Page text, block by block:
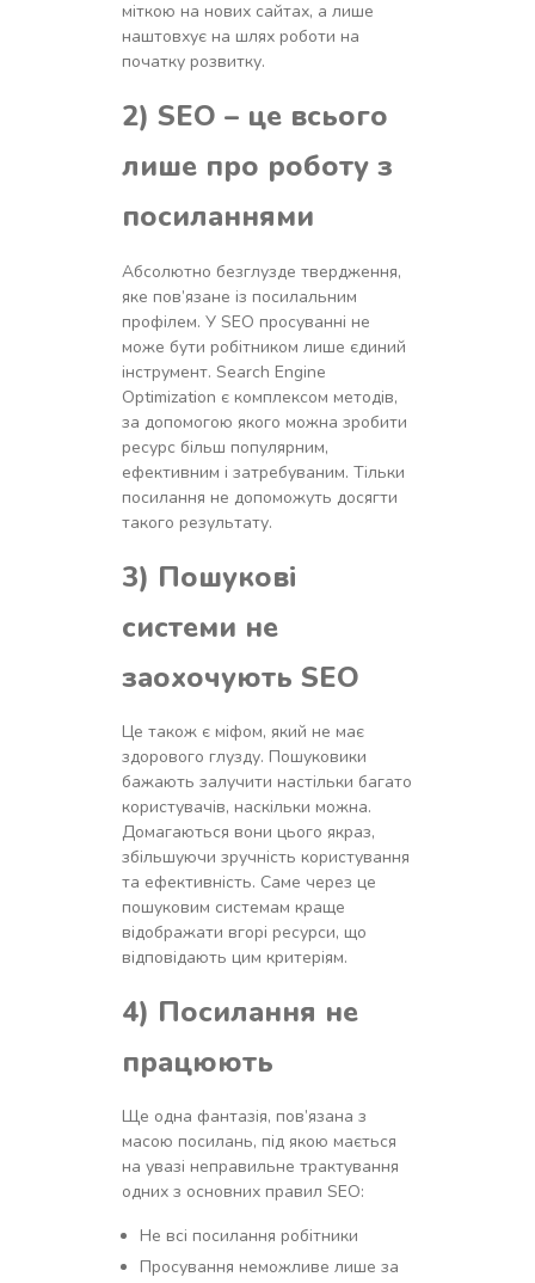
міткою на нових сайтах, а лише
наштовхує на шлях роботи на
початку розвитку.
2) SEO – це всього
лише про роботу з
посиланнями
Абсолютно безглузде твердження,
яке пов’язане із посилальним
профілем. У SEO просуванні не
може бути робітником лише єдиний
інструмент. Search Engine
Optimization є комплексом методів,
за допомогою якого можна зробити
ресурс більш популярним,
ефективним і затребуваним. Тільки
посилання не допоможуть досягти
такого результату.
3) Пошукові
системи не
заохочують SEO
Це також є міфом, який не має
здорового глузду. Пошуковики
бажають залучити настільки багато
користувачів, наскільки можна.
Домагаються вони цього якраз,
збільшуючи зручність користування
та ефективність. Саме через це
пошуковим системам краще
відображати вгорі ресурси, що
відповідають цим критеріям.
4) Посилання не
працюють
Ще одна фантазія, пов’язана з
масою посилань, під якою мається
на увазі неправильне трактування
одних з основних правил SEO:
Не всі посилання робітники
Просування неможливе лише за